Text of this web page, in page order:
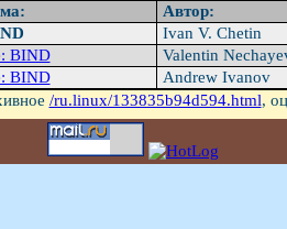
Автор:
Ivan V. Chetin
BIND
Valentin
BIND
Andrew Ivanov
/ru.linux/133835b94d594.html,